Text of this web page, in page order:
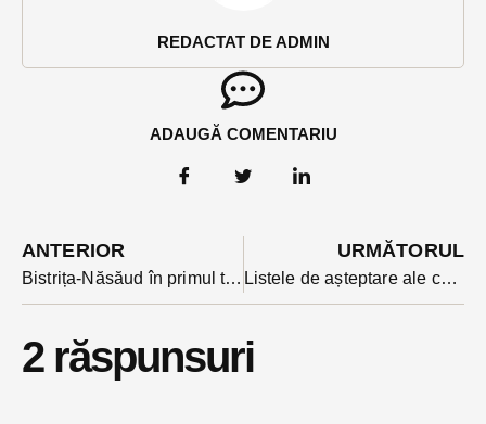
REDACTAT DE ADMIN
ADAUGĂ COMENTARIU
ANTERIOR
Bistrița-Năsăud în primul tronson pentru listele de așteptare din platformă. Aplicația nu funcționeaza însa luni dimineața
URMĂTORUL
Listele de așteptare ale centrelor de vaccinare din Bistrița-Năsăud au fost asaltate de solicitări. Cum se atribuie locurile din aceste liste
2 răspunsuri